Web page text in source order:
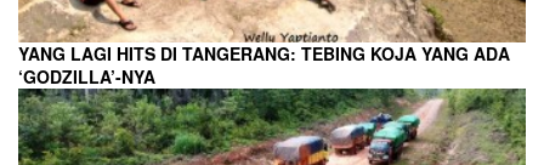
YANG LAGI HITS DI TANGERANG: TEBING KOJA YANG ADA
‘GODZILLA’-NYA